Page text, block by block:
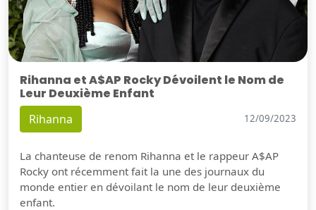
Rihanna et A$AP Rocky Dévoilent le Nom de
Leur Deuxième Enfant
Rihanna 12/09/2023
La chanteuse de renom Rihanna et le rappeur A$AP
Rocky ont récemment fait la une des journaux du
monde entier en dévoilant le nom de leur deuxième
enfant.